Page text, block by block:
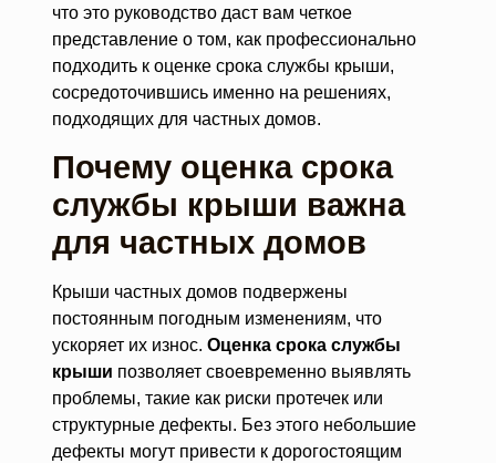
что это руководство даст вам четкое
представление о том, как профессионально
подходить к оценке срока службы крыши,
сосредоточившись именно на решениях,
подходящих для частных домов.
Почему оценка срока
службы крыши важна
для частных домов
Крыши частных домов подвержены
постоянным погодным изменениям, что
ускоряет их износ. Оценка срока службы
крыши позволяет своевременно выявлять
проблемы, такие как риски протечек или
структурные дефекты. Без этого небольшие
дефекты могут привести к дорогостоящим